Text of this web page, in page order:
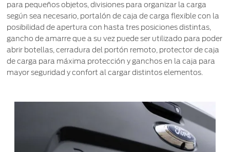
para pequeños objetos, divisiones para organizar la carga
según sea necesario, portalón de caja de carga flexible con la
posibilidad de apertura con hasta tres posiciones distintas,
gancho de amarre que a su vez puede ser utilizado para poder
abrir botellas, cerradura del portón remoto, protector de caja
de carga para máxima protección y ganchos en la caja para
mayor seguridad y confort al cargar distintos elementos.